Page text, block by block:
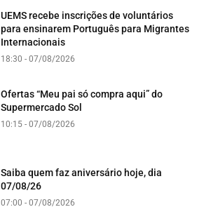
UEMS recebe inscrições de voluntários
para ensinarem Português para Migrantes
Internacionais
18:30 - 07/08/2026
Ofertas “Meu pai só compra aqui” do
Supermercado Sol
10:15 - 07/08/2026
Saiba quem faz aniversário hoje, dia
07/08/26
07:00 - 07/08/2026